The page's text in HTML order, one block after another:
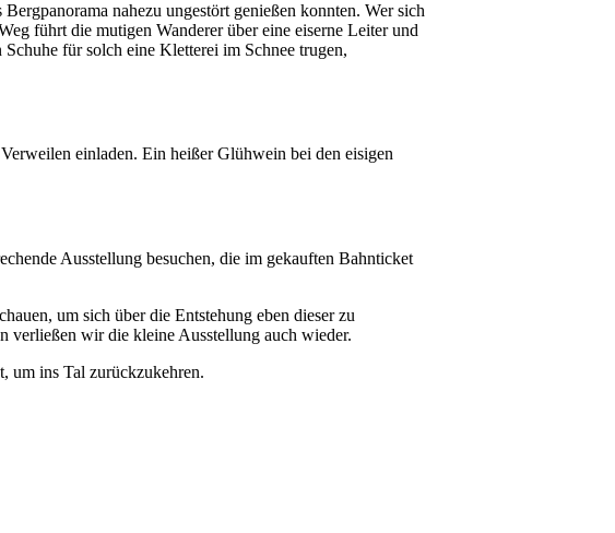
nahezu ungestört genießen konnten. Wer sich
führt die mutigen Wanderer über eine eiserne Leiter und
für solch eine Kletterei im Schnee trugen,
einladen. Ein heißer Glühwein bei den eisigen
Ausstellung besuchen, die im gekauften Bahnticket
um sich über die Entstehung eben dieser zu
verließen wir die kleine Ausstellung auch wieder.
um ins Tal zurückzukehren.